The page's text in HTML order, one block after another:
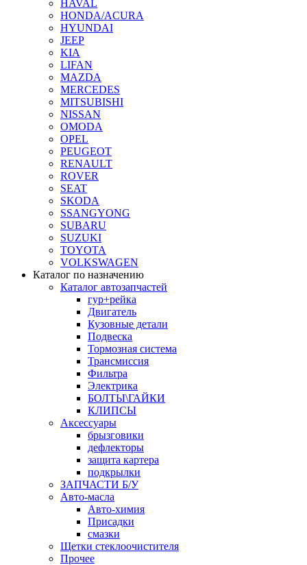
HAVAL
HONDA/ACURA
HYUNDAI
JEEP
KIA
LIFAN
MAZDA
MERCEDES
MITSUBISHI
NISSAN
OMODA
OPEL
PEUGEOT
RENAULT
ROVER
SEAT
SKODA
SSANGYONG
SUBARU
SUZUKI
TOYOTA
VOLKSWAGEN
Каталог по назначению
Каталог автозапчастей
гур+рейка
Двигатель
Кузовные детали
Подвеска
Тормозная система
Трансмиссия
Фильтра
Электрика
БОЛТЫ\ГАЙКИ
КЛИПСЫ
Аксессуары
брызговики
дефлекторы
защита картера
подкрылки
ЗАПЧАСТИ Б/У
Авто-масла
Авто-химия
Присадки
смазки
Щетки стеклоочистителя
Прочее